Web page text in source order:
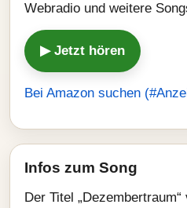
Webradio und weitere
▶ Jetzt hören
Bei Amazon suchen
Infos zum Song
Der Titel